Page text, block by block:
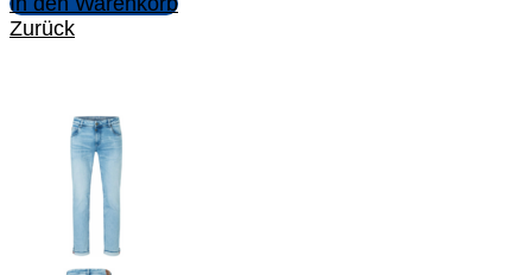
Zurück